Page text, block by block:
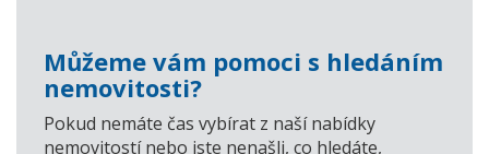
Můžeme vám pomoci s hledáním
nemovitosti?
Pokud nemáte čas vybírat z naší nabídky
nemovitostí nebo jste nenašli, co hledáte,